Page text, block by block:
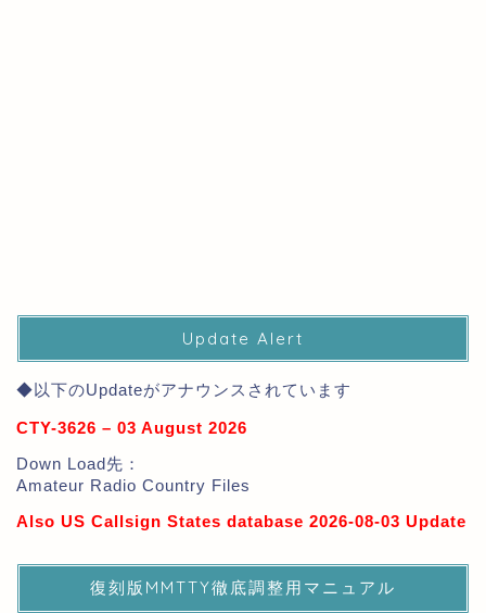
Update Alert
◆以下のUpdateがアナウンスされています
CTY-3626 – 03 August 2026
Down Load先：
Amateur Radio Country Files
Also US Callsign States database 2026-08-03 Update
復刻版MMTTY徹底調整用マニュアル